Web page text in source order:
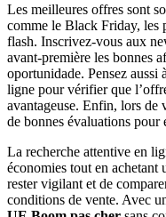
Les meilleures offres sont
comme le Black Friday, les
flash. Inscrivez-vous aux
avant-première les bonnes
oportunidade. Pensez aussi
ligne pour vérifier que
avantageuse. Enfin, lors de
de bonnes évaluations pour
La recherche attentive en
économies tout en achetant
rester vigilant et de
conditions de vente. Avec